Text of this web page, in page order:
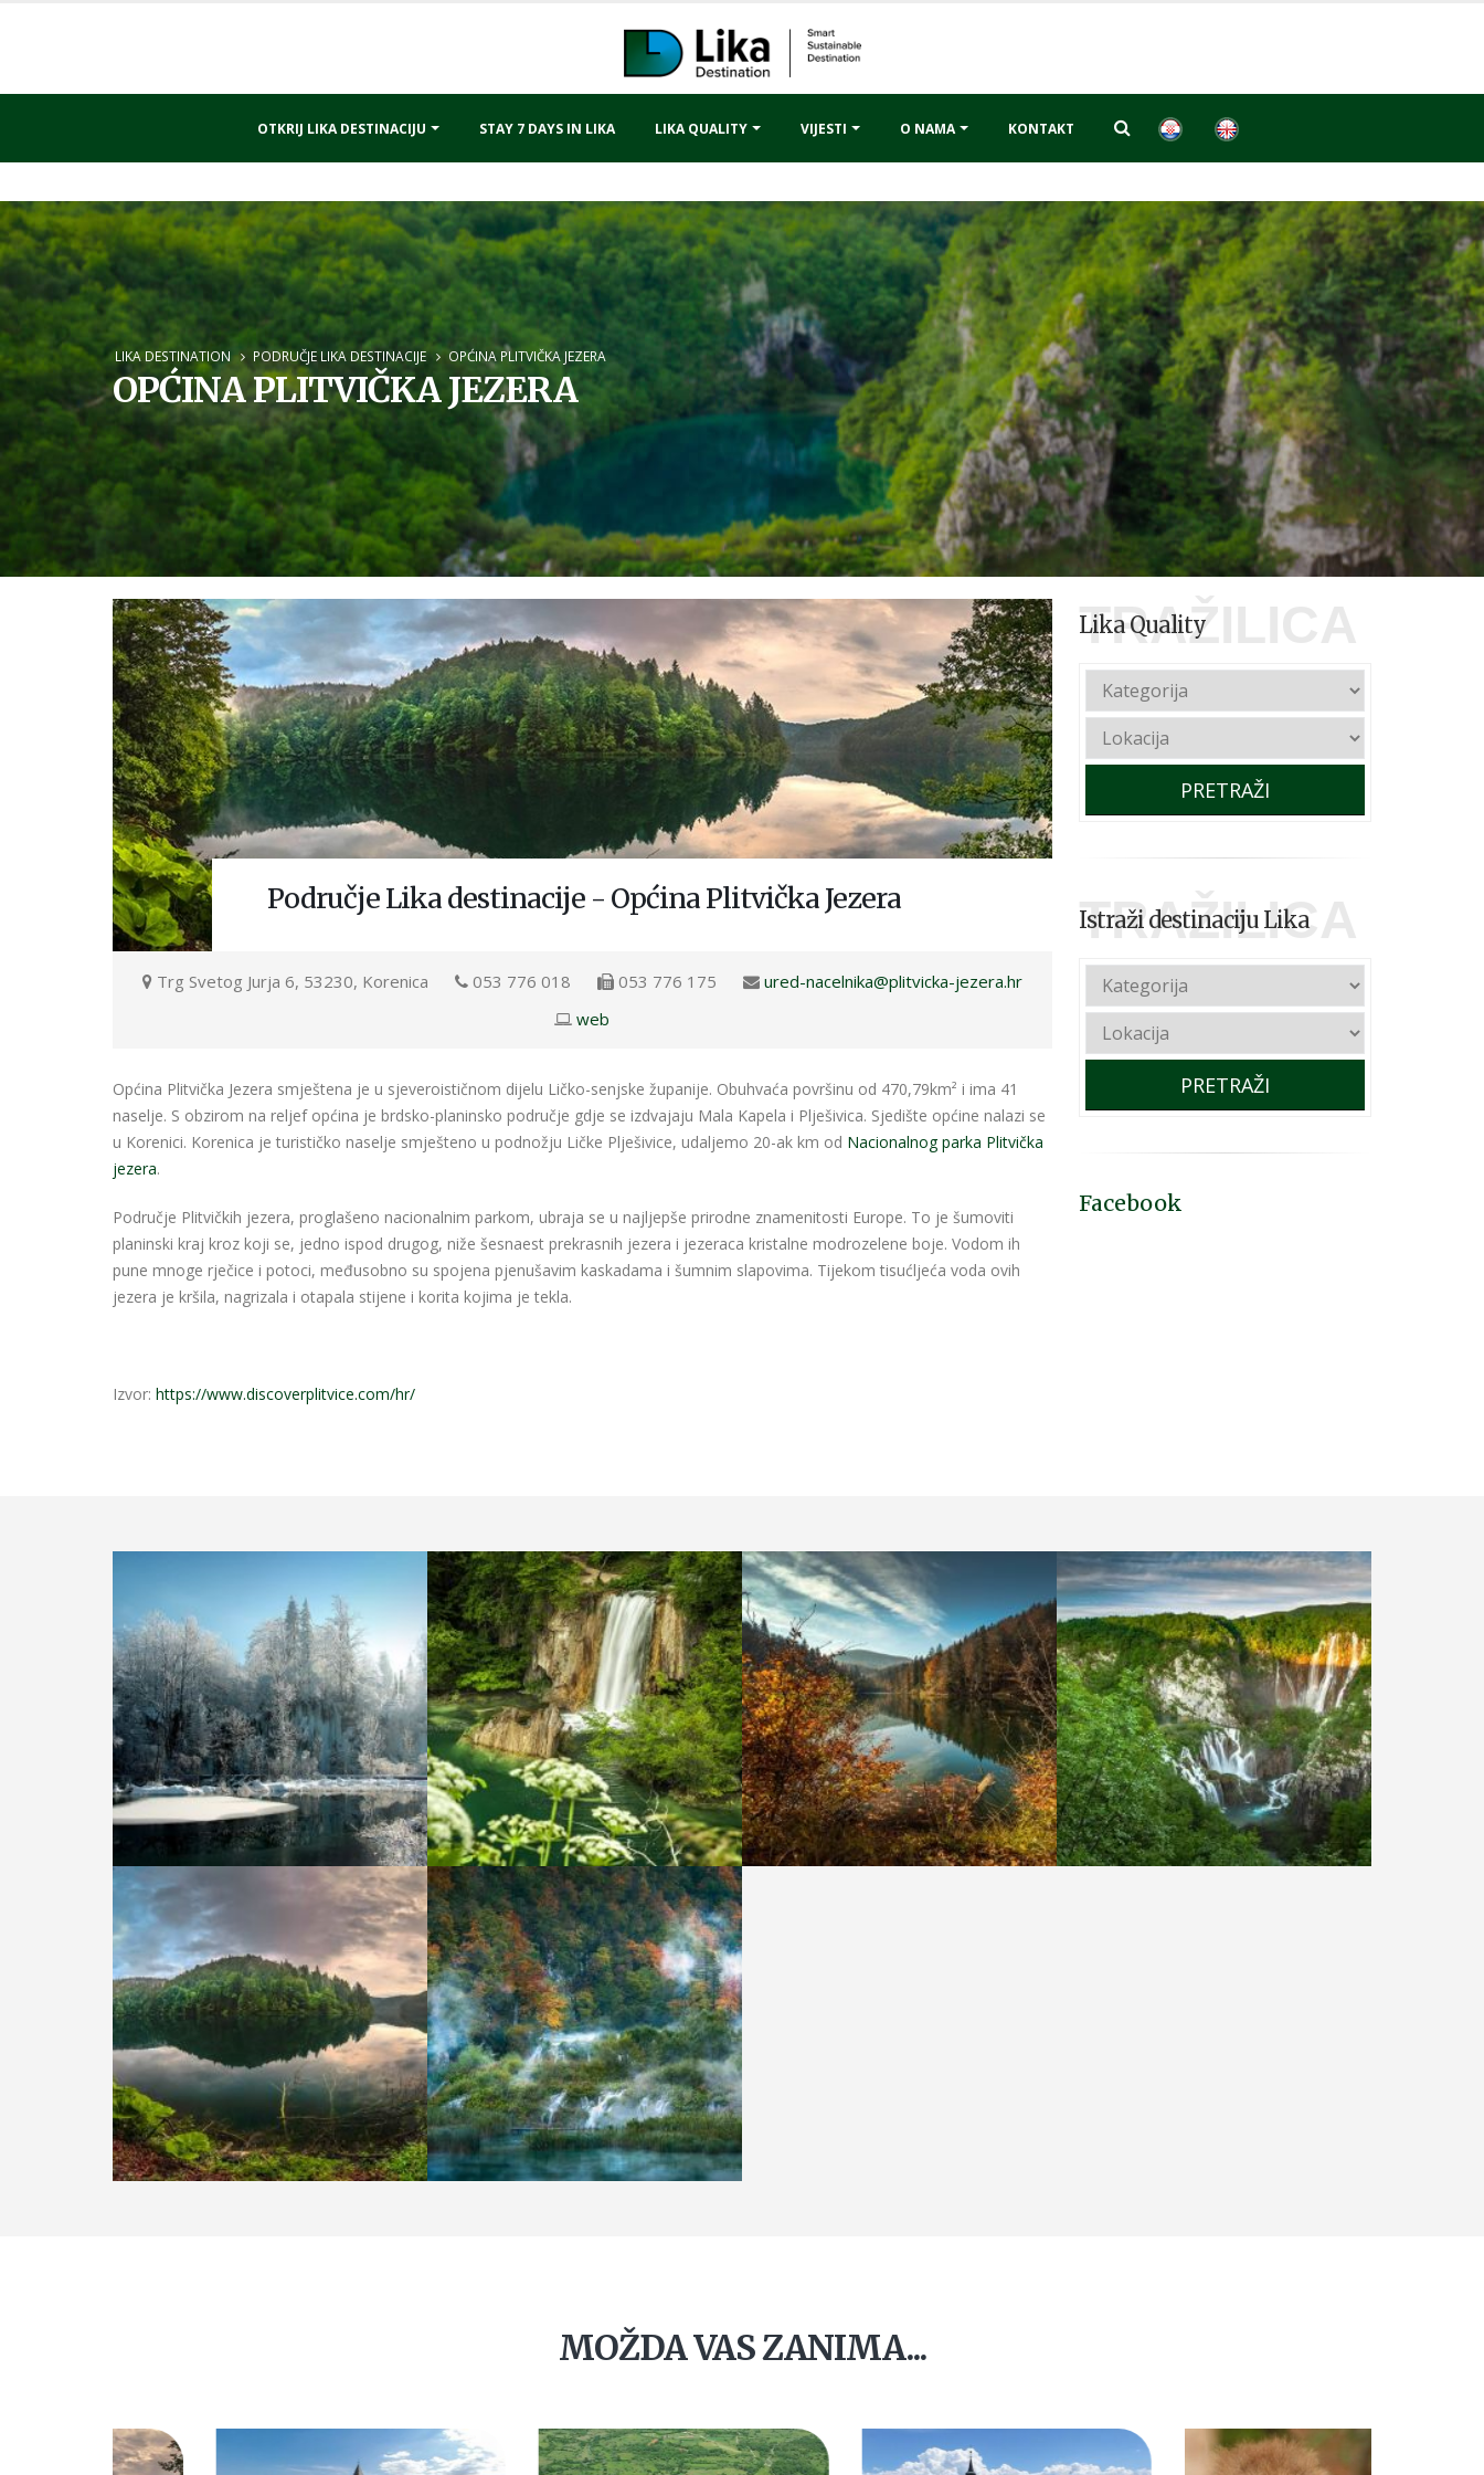
OTKRIJ LIKA DESTINACIJU STAY 7 DAYS IN LIKA LIKA QUALITY VIJESTI O NAMA KONTAKT
LIKA DESTINATION PODRUČJE LIKA DESTINACIJE OPĆINA PLITVIČKA JEZERA
OPĆINA PLITVIČKA JEZERA
Područje Lika destinacije - Općina Plitvička Jezera
Trg Svetog Jurja 6, 53230, Korenica 053 776 018 053 776 175
ured-nacelnika@plitvicka-jezera.hr
web
Općina Plitvička Jezera smještena je u sjeveroističnom dijelu Ličko-senjske županije. Obuhvaća površinu od 470,79km² i ima 41
naselje. S obzirom na reljef općina je brdsko-planinsko područje gdje se izdvajaju Mala Kapela i Plješivica. Sjedište općine nalazi se
u Korenici. Korenica je turističko naselje smješteno u podnožju Ličke Plješivice, udaljemo 20-ak km od Nacionalnog parka Plitvička
jezera.
Područje Plitvičkih jezera, proglašeno nacionalnim parkom, ubraja se u najljepše prirodne znamenitosti Europe. To je šumoviti
planinski kraj kroz koji se, jedno ispod drugog, niže šesnaest prekrasnih jezera i jezeraca kristalne modrozelene boje. Vodom ih
pune mnoge rječice i potoci, međusobno su spojena pjenušavim kaskadama i šumnim slapovima. Tijekom tisućljeća voda ovih
jezera je kršila, nagrizala i otapala stijene i korita kojima je tekla.
Izvor: https://www.discoverplitvice.com/hr/
TRAŽILICA
Lika Quality
PRETRAŽI
TRAŽILICA
Istraži destinaciju Lika
PRETRAŽI
Facebook
MOŽDA VAS ZANIMA...